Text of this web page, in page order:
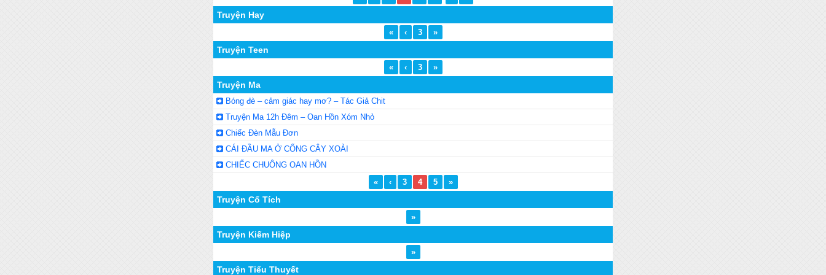
Truyện Hay
« ‹ 3 »
Truyện Teen
« ‹ 3 »
Truyện Ma
Bóng đè – cảm giác hay mơ? – Tác Giả Chit
Truyện Ma 12h Đêm – Oan Hồn Xóm Nhỏ
Chiếc Đèn Mẫu Đơn
CÁI ĐẦU MA Ở CỐNG CÂY XOÀI
CHIẾC CHUÔNG OAN HỒN
«
‹ 3 4 5 »
Truyện Cổ Tích
»
Truyện Kiếm Hiệp
»
Truyện Tiểu Thuyết